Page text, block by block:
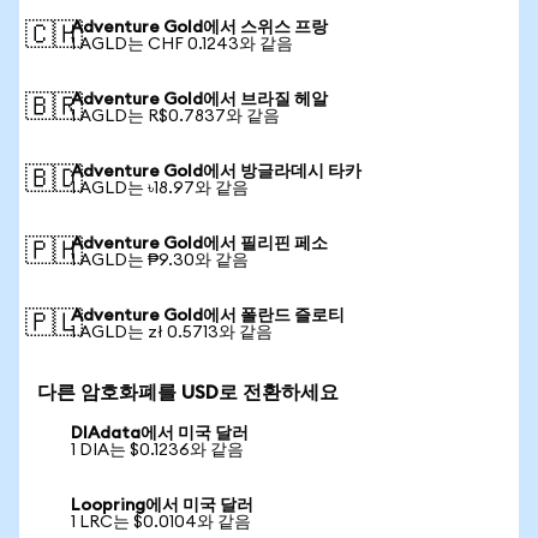
🇨🇭Adventure Gold에서 스위스 프랑
1 AGLD는 CHF 0.1243와 같음
🇧🇷Adventure Gold에서 브라질 헤알
1 AGLD는 R$0.7837와 같음
🇧🇩Adventure Gold에서 방글라데시 타카
1 AGLD는 ৳18.97와 같음
🇵🇭Adventure Gold에서 필리핀 페소
1 AGLD는 ₱9.30와 같음
🇵🇱Adventure Gold에서 폴란드 즐로티
1 AGLD는 zł 0.5713와 같음
다른 암호화폐를 USD로 전환하세요
DIAdata에서 미국 달러
1 DIA는 $0.1236와 같음
Loopring에서 미국 달러
1 LRC는 $0.0104와 같음